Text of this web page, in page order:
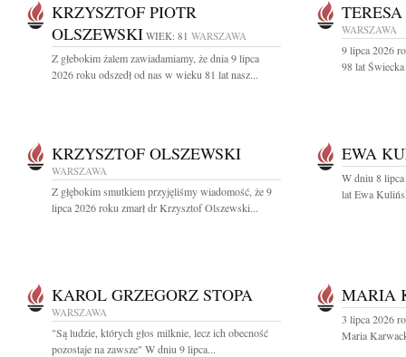
KRZYSZTOF PIOTR
OLSZEWSKI WIEK: 81 WARSZAWA
Z głebokim żalem zawiadamiamy, że dnia 9 lipca
2026 roku odszedł od nas w wieku 81 lat nasz...
WARSZAWA
9 lipca 2026
98 lat
KRZYSZTOF OLSZEWSKI
WARSZAWA
Z głębokim smutkiem przyjęliśmy wiadomość, że 9
lipca 2026 roku zmarł dr Krzysztof Olszewski...
EWA
W dniu 8
lat Ewa
KAROL GRZEGORZ STOPA
WARSZAWA
"Są ludzie, których głos milknie, lecz ich obecność
pozostaje na zawsze" W dniu 9 lipca...
MARIA
3 lipca 2026
Maria